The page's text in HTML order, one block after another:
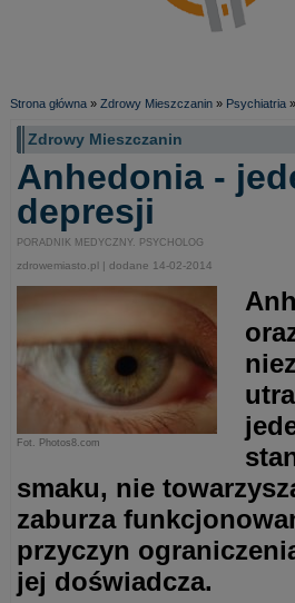
Strona główna » Zdrowy Mieszczanin » Psychiatria »
Zdrowy Mieszczanin
Anhedonia -
depresji
PORADNIK MEDYCZNY. PSYCHOLOG
zdrowemiasto.pl | dodane 14-02-2014
Fot. Photos8.com
smaku, nie
zaburza
przyczyn
jej doświadcza.